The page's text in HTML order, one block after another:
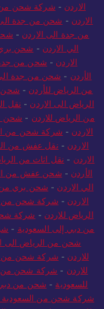
الاردن - شركة شحن من
الاردن - شحن من جدة الى
من جدة الى الاردن -
الي الاردن - شحن
الاردن - شحن من جدة
الأردن - شحن من جدة الى
من الرياض للأردن - شحن
الرياض الى الاردن - نقل
من الرياض للاردن - شحن
الاردن - شركة شحن من
الاردن - نقل عفش من
الاردن - نقل اثاث من
الأردن - شحن عفش من
الي الاردن - شحن بري من
الاردن - شركة شحن من
الرياض للاردن - شركة
من دبي إلى السعودية -
شحن من الرياض الى
للاردن - شركة شحن من
للاردن - شركة شحن من
للسعودية - شحن من دبي
شركة شحن من السعودية